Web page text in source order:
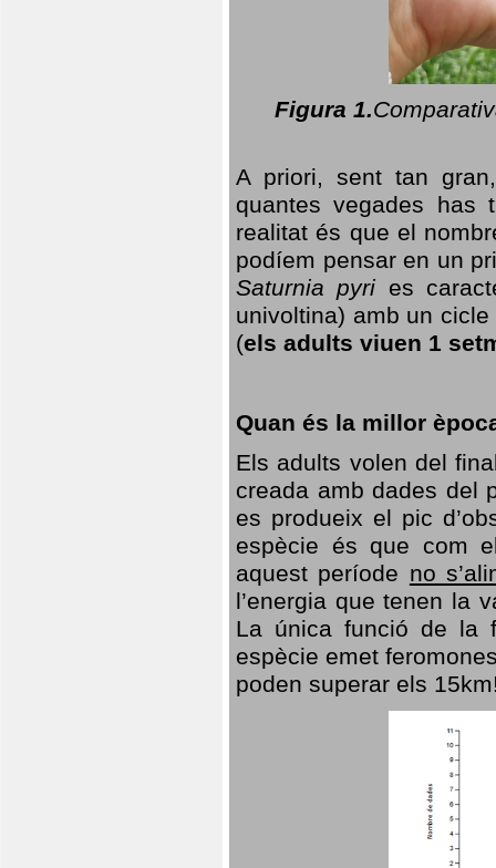
Figura 1.
A priori, sent tan
quantes vegades has
realitat és que el
podíem pensar en un
Saturnia pyri es
univoltina) amb un
(els adults viuen 1
Quan és la millor
Els adults volen del
creada amb dades del
es produeix el pic
espècie és que com
aquest període no
l’energia que tenen la
La única funció de la
espècie emet
poden superar els